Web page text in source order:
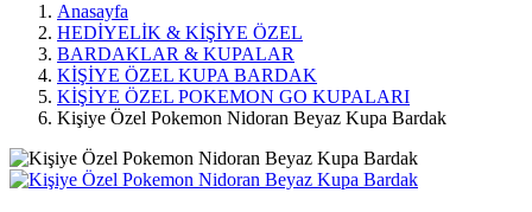
Anasayfa
HEDİYELİK & KİŞİYE ÖZEL
BARDAKLAR & KUPALAR
KİŞİYE ÖZEL KUPA BARDAK
KİŞİYE ÖZEL POKEMON GO KUPALARI
Kişiye Özel Pokemon Nidoran Beyaz Kupa Bardak